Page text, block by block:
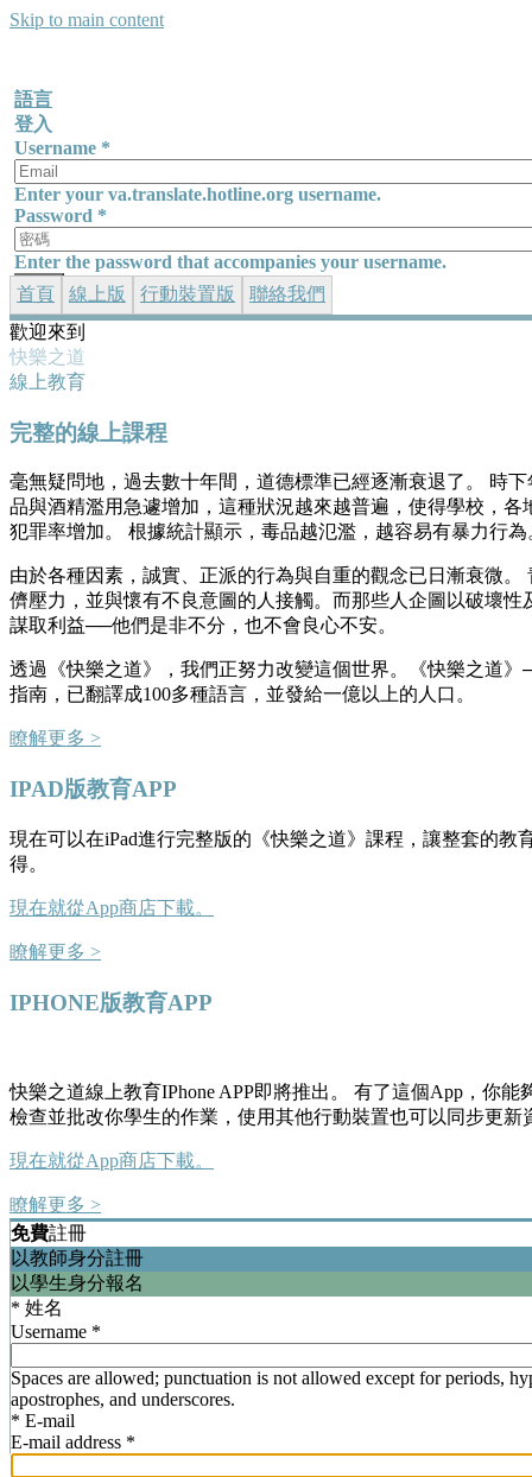
Skip to main content
語言
登入
Username *
Enter your va.translate.hotline.org username.
Password *
Enter the password that accompanies your username.
首頁
線上版 行動裝置版
聯絡我們
歡迎來到
快樂之道
線上教育
完整的線上課程
毫無疑問地，過去數十年間，道德標準已經逐漸衰退了。 時
品與酒精濫用急遽增加，這種狀況越來越普遍，使得學校，各
犯罪率增加。 根據統計顯示，毒品越氾濫，越容易有暴力行為
由於各種因素，誠實、正派的行為與自重的觀念已日漸衰微。
儕壓力，並與懷有不良意圖的人接觸。而那些人企圖以破壞性
謀取利益──他們是非不分，也不會良心不安。
透過《快樂之道》，我們正努力改變這個世界。《快樂之道
指南，已翻譯成100多種語言，並發給一億以上的人口。
瞭解更多 >
IPAD版教育APP
現在可以在iPad進行完整版的《快樂之道》課程，讓整套的教
得。
現在就從App商店下載。
瞭解更多 >
IPHONE版教育APP
快樂之道線上教育IPhone APP即將推出。 有了這個App，你能
檢查並批改你學生的作業，使用其他行動裝置也可以同步更新
現在就從App商店下載。
瞭解更多 >
免費註冊
以教師身分註冊
以學生身分報名
* 姓名
Username *
Spaces are allowed; punctuation is not allowed except for periods,
apostrophes, and underscores.
* E-mail
E-mail address *